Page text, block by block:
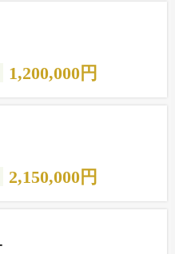
1,200,000円
2,150,000円